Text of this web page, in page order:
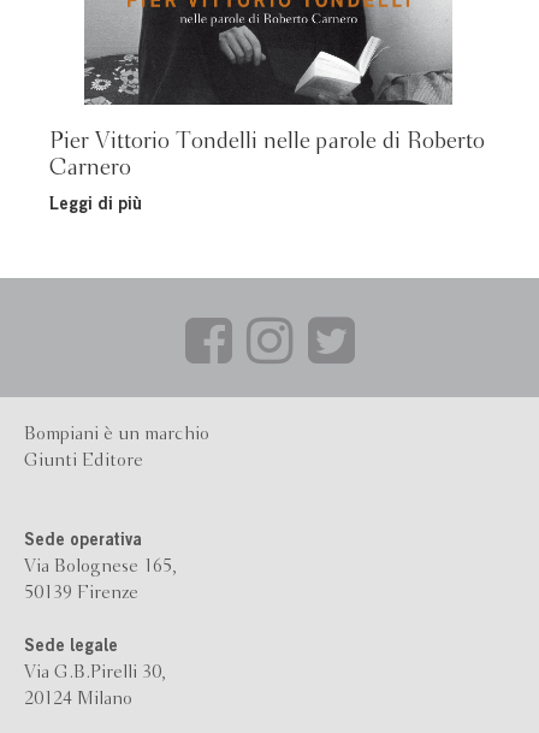
Pier Vittorio Tondelli nelle parole di Roberto
Carnero
Leggi di più
Bompiani è un marchio
Giunti Editore
Sede operativa
Via Bolognese 165,
50139 Firenze
Sede legale
Via G.B.Pirelli 30,
20124 Milano